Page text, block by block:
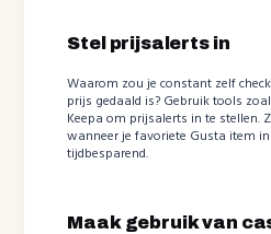
Stel prijsalerts in
Waarom zou je constant zelf
prijs gedaald is? Gebruik tools
Keepa om prijsalerts in te stellen.
wanneer je favoriete Gusta item
tijdbesparend.
Maak gebruik van